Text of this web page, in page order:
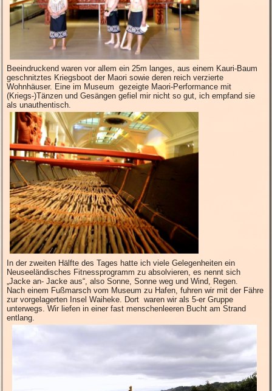
Beeindruckend waren vor allem ein 25m langes, aus einem Kauri-Baum
geschnitztes Kriegsboot der Maori sowie deren reich verzierte
Wohnhäuser. Eine im Museum gezeigte Maori-Performance mit
(Kriegs-)Tänzen und Gesängen gefiel mir nicht so gut, ich empfand sie
als unauthentisch.
In der zweiten Hälfte des Tages hatte ich viele Gelegenheiten ein
Neuseeländisches Fitnessprogramm zu absolvieren, es nennt sich
„Jacke an- Jacke aus“, also Sonne, Sonne weg und Wind, Regen.
Nach einem Fußmarsch vom Museum zu Hafen, fuhren wir mit der Fähre
zur vorgelagerten Insel Waiheke. Dort waren wir als 5-er Gruppe
unterwegs. Wir liefen in einer fast menschenleeren Bucht am Strand
entlang.